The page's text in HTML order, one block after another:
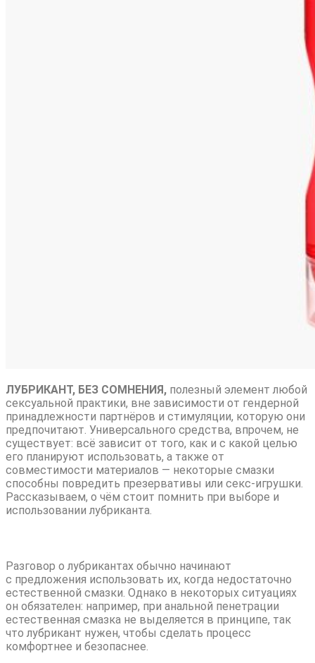
ЛУБРИКАНТ, БЕЗ СОМНЕНИЯ, полезный элемент любой
сексуальной практики, вне зависимости от гендерной
принадлежности партнёров и стимуляции, которую они
предпочитают. Универсального средства, впрочем, не
существует: всё зависит от того, как и с какой целью
его планируют использовать, а также от
совместимости материалов — некоторые смазки
способны повредить презервативы или секс-игрушки.
Рассказываем, о чём стоит помнить при выборе и
использовании лубриканта.
Разговор о лубрикантах обычно начинают
с предложения использовать их, когда недостаточно
естественной смазки. Однако в некоторых ситуациях
он обязателен: например, при анальной пенетрации
естественная смазка не выделяется в принципе, так
что лубрикант нужен, чтобы сделать процесс
комфортнее и безопаснее.